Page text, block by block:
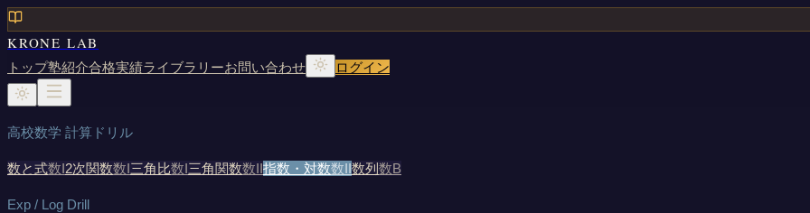
KRONE LAB
トップ塾紹介合格実績ライブラリーお問い合わせ ログイン
高校数学 計算ドリル
数と式数I2次関数数I三角比数I三角関数数II指数・対数数II数列 数B
Exp / Log Drill